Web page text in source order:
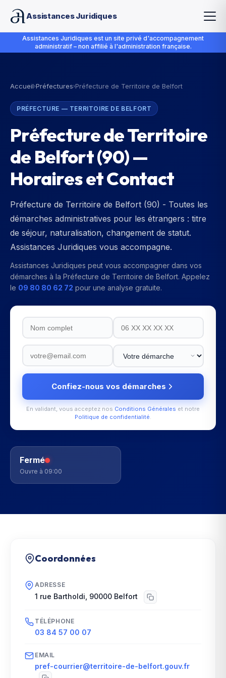
Assistances Juridiques
Assistances Juridiques est un site privé d'accompagnement
administratif – non affilié à l'administration française.
Accueil›Préfectures›Préfecture de Territoire de Belfort
PRÉFECTURE — TERRITOIRE DE BELFORT
Préfecture de Territoire
de Belfort(90) —
Horaires et Contact
Préfecture de Territoire de Belfort (90) - Toutes les
démarches administratives pour les étrangers : titre
de séjour, naturalisation, changement de statut.
Assistances Juridiques vous accompagne.
Assistances Juridiques peut vous accompagner dans vos
démarches à la Préfecture de Territoire de Belfort. Appelez
le 09 80 80 62 72 pour une analyse gratuite.
Confiez-nous vos démarches
En validant, vous acceptez nos Conditions Générales et notre
Politique de confidentialité.
Fermé
Ouvre à 09:00
Coordonnées
ADRESSE
1 rue Bartholdi 90000 Belfort
TÉLÉPHONE
03 84 57 00 07
EMAIL
pref-courrier@territoire-de-belfort.gouv.fr